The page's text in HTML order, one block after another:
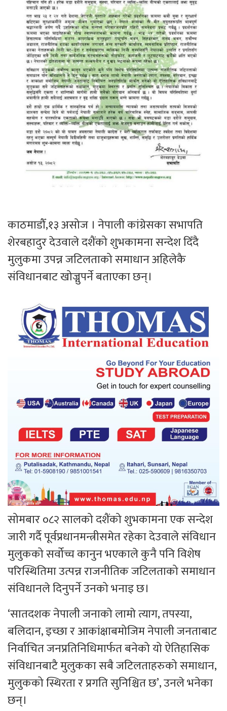
काठमाडौँ,१३ असोज । नेपाली कांग्रेसका सभापति
शेरबहादुर देउवाले दशैंको शुभकामना सन्देश दिँदै
मुलुकमा उपन्न जटिलताको समाधान अहिलेकै
संविधानबाट खोज्नुपर्ने बताएका छन्।
सोमबार ०८२ सालको दशैंको शुभकामना एक सन्देश
जारी गर्दै पूर्वप्रधानमन्त्रीसमेत रहेका देउवाले संविधान
मुलुकको सर्वोच्च कानुन भएकाले कुनै पनि विशेष
परिस्थितिमा उत्पन्न राजनीतिक जटिलताको समाधान
संविधानले दिनुपर्ने उनको भनाइ छ।
‘सातदशक नेपाली जनाकाे लामाे त्याग, तपस्या,
बलिदान, इच्छा र आकांक्षाबमोजिम नेपाली जनताबाट
निर्वाचित जनप्रतिनिधिमार्फत बनेको यो ऐतिहासिक
संविधानबाटै मुलुकका सबै जटिलताहरुको समाधान,
मुलुकको स्थिरता र प्रगति सुनिश्चित छ’, उनले भनेका
छन्।